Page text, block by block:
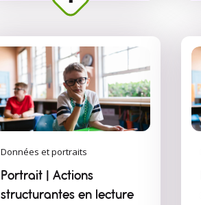
Données et portraits
Portrait | Actions
structurantes en lecture